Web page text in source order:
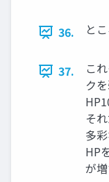
36. と
37.
こ
ク
そ
多
HP
が